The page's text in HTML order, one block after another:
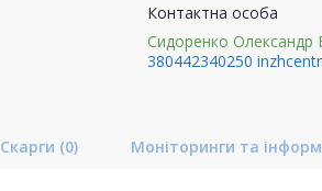
Контактна особа
Сидоренко Олександр
380442340250
Скарги (0) Моніторинги та